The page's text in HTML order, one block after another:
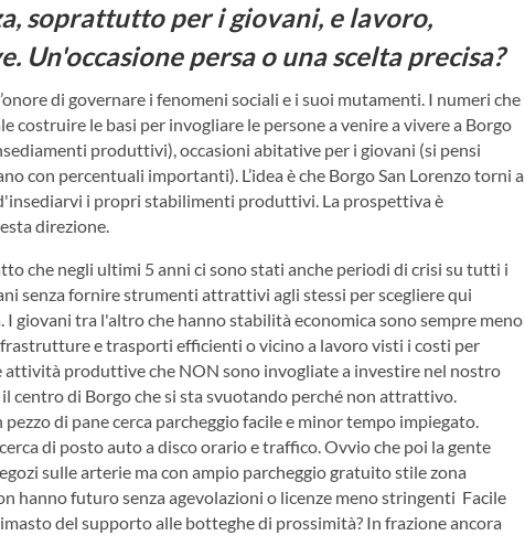
soprattutto per i giovani, e lavoro,
Un'occasione persa o una scelta precisa?
di governare i fenomeni sociali e i suoi mutamenti. I numeri che
costruire le basi per invogliare le persone a venire a vivere a Borgo
produttivi), occasioni abitative per i giovani (si pensi
con percentuali importanti). L’idea è che Borgo San Lorenzo torni a
i propri stabilimenti produttivi. La prospettiva è
direzione.
che negli ultimi 5 anni ci sono stati anche periodi di crisi su tutti i
senza fornire strumenti attrattivi agli stessi per scegliere qui
giovani tra l'altro che hanno stabilità economica sono sempre meno
e trasporti efficienti o vicino a lavoro visti i costi per
attività produttive che NON sono invogliate a investire nel nostro
centro di Borgo che si sta svuotando perché non attrattivo.
di pane cerca parcheggio facile e minor tempo impiegato.
di posto auto a disco orario e traffico. Ovvio che poi la gente
sulle arterie ma con ampio parcheggio gratuito stile zona
hanno futuro senza agevolazioni o licenze meno stringenti Facile
del supporto alle botteghe di prossimità? In frazione ancora